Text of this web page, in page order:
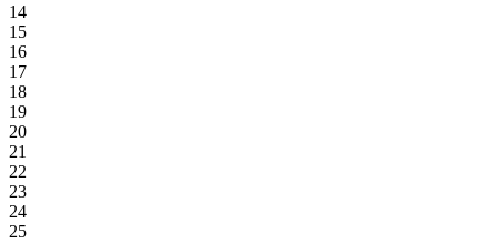
14
15
16
17
18
19
20
21
22
23
24
25